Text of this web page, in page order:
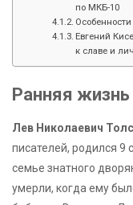
по МКБ-10
Евгений
к славе и
Ранняя
Лев Николаевич
писателей, родился 9
семье знатного
умерли, когда ему